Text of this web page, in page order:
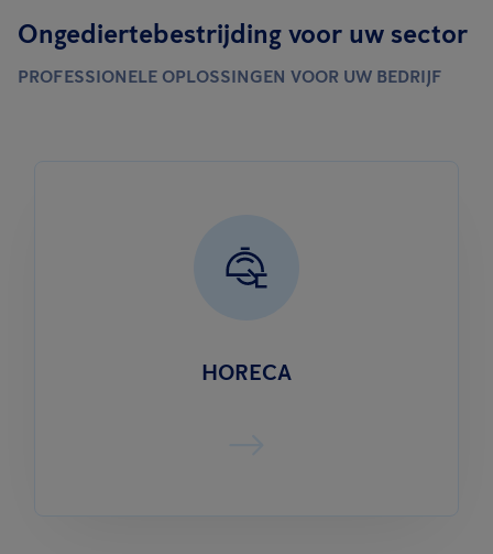
Ongediertebestrijding voor uw sector
PROFESSIONELE OPLOSSINGEN VOOR UW BEDRIJF
HORECA